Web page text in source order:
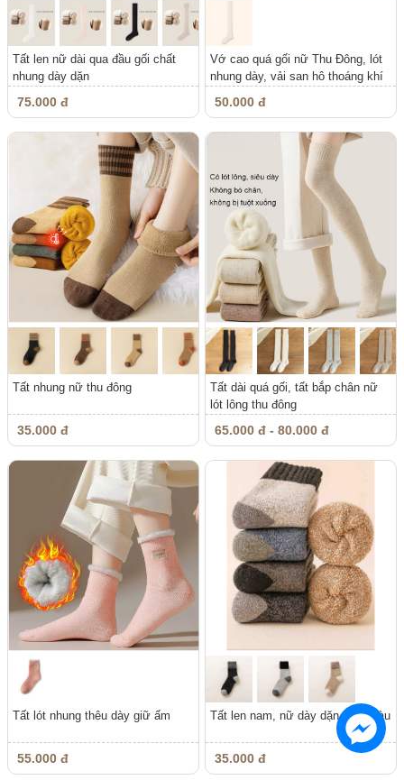
Tất len nữ dài qua đầu gối chất
nhung dày dặn
75.000 đ
Vớ cao quá gối nữ Thu Đông, lót
nhung dày, vải san hô thoáng khí
50.000 đ
Tất nhung nữ thu đông
35.000 đ
Tất dài quá gối, tất bắp chân nữ
lót lông thu đông
65.000 đ - 80.000 đ
Tất lót nhung thêu dày giữ ấm
55.000 đ
Tất len nam, nữ dày dặn phối màu
35.000 đ